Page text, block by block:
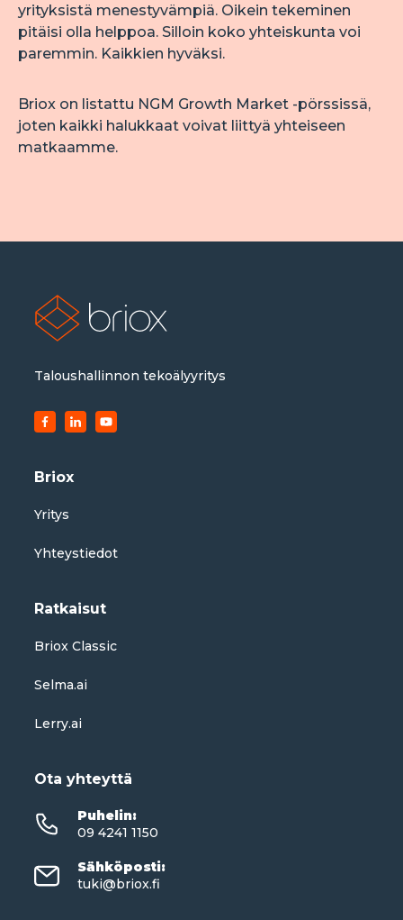
yrityksistä menestyvämpiä. Oikein tekeminen
pitäisi olla helppoa. Silloin koko yhteiskunta voi
paremmin. Kaikkien hyväksi.
Briox on listattu NGM Growth Market -pörssissä,
joten kaikki halukkaat voivat liittyä yhteiseen
matkaamme.
Taloushallinnon tekoälyyritys
Briox
Yritys
Yhteystiedot
Ratkaisut
Briox Classic
Selma.ai
Lerry.ai
Ota yhteyttä
Puhelin:
09 4241 1150
Sähköposti:
tuki@briox.fi